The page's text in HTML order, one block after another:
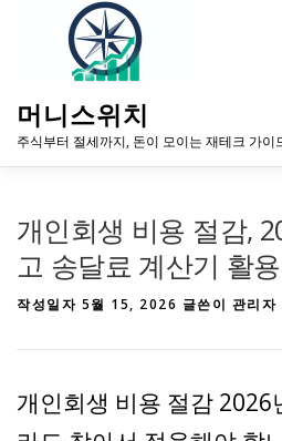
기
머니스위치
주식부터 절세까지, 돈이 모이는 재테크 가이
개인회생 비용 절감,
고 송달료 계산기 활
작성일자 5월 15, 2026 글쓴이 관리자
개인회생 비용 절감 2026